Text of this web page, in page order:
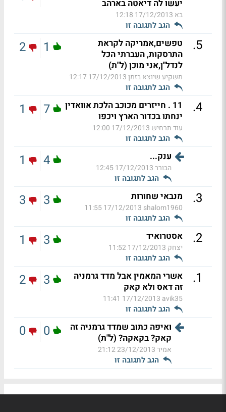
יעשו לה דיאטה בארהב
בא 17/12/2013 12:18
הגב לתגובה זו
5
.
טפשים,אמריקה לקראת
התרסקות, העברתי הכל
לנדל"ן,אני מוכן (ל"ת)
משקיע שיוצא בזמן17/12/2013 12:17
הגב לתגובה זו
1
2
4
.
11 . חייזרים מכוכב הלכת אוואדין
ינחתו בכדור הארץ ויכפו
עוד תרחיש 17/12/2013 12:00
הגב לתגובה זו
7
1
ענק...
הבורר17/12/2013 12:45
הגב לתגובה זו
4
1
3
. מנבאי שחורות
shalom1960
17/12/2013 11:55
הגב לתגובה זו
3
3
2
. אסטרואיד
יצחק 17/12/2013 11:52
הגב לתגובה זו
3
1
1
.
אשרי המאמין אבל מדד גרמניה
זה דאס ולא קאק
avik35
17/12/2013 11:41
הגב לתגובה זו
3
2
ואיפה כתוב שמדד גרמניה זה
קאק? בקאקה? (ל"ת)
אמיר23/12/2013 21:12
הגב לתגובה זו
0
0